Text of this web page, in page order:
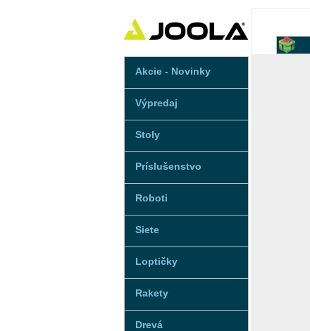
Akcie - Novinky
Výpredaj
Stoly
Príslušenstvo
Roboti
Siete
Loptičky
Rakety
Drevá